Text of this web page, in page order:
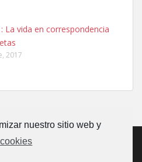
nuestro sitio web y
La vida en correspondencia
2017